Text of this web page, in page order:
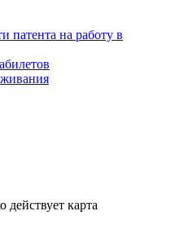
патента на работу в
карта